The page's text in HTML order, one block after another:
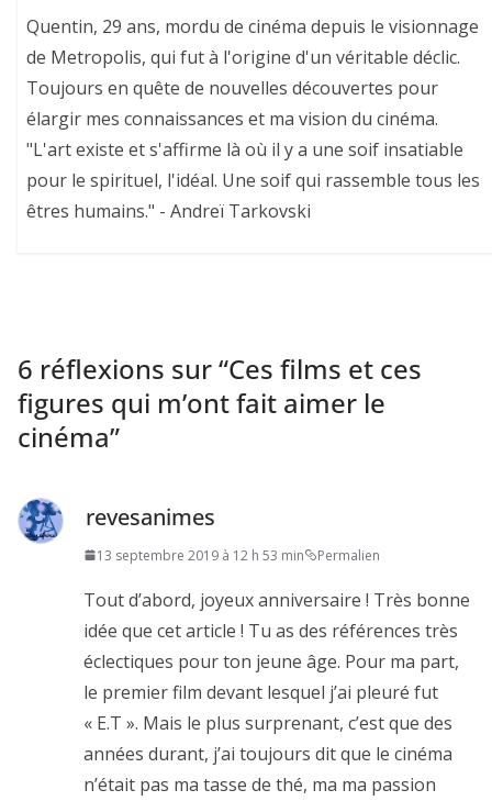
Quentin, 29 ans, mordu de cinéma depuis le visionnage
de Metropolis, qui fut à l'origine d'un véritable déclic.
Toujours en quête de nouvelles découvertes pour
élargir mes connaissances et ma vision du cinéma.
"L'art existe et s'affirme là où il y a une soif insatiable
pour le spirituel, l'idéal. Une soif qui rassemble tous les
êtres humains." - Andreï Tarkovski
6 réflexions sur “Ces films et ces
figures qui m’ont fait aimer le
cinéma”
revesanimes
13 septembre 2019 à 12 h 53 min Permalien
Tout d’abord, joyeux anniversaire ! Très bonne
idée que cet article ! Tu as des références très
éclectiques pour ton jeune âge. Pour ma part,
le premier film devant lesquel j’ai pleuré fut
« E.T ». Mais le plus surprenant, c’est que des
années durant, j’ai toujours dit que le cinéma
n’était pas ma tasse de thé, ma ma passion